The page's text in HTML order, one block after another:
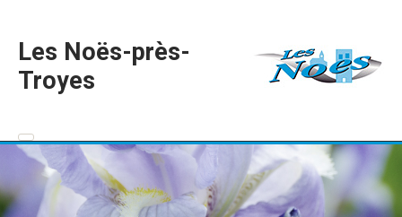
Les Noës-près-
Troyes